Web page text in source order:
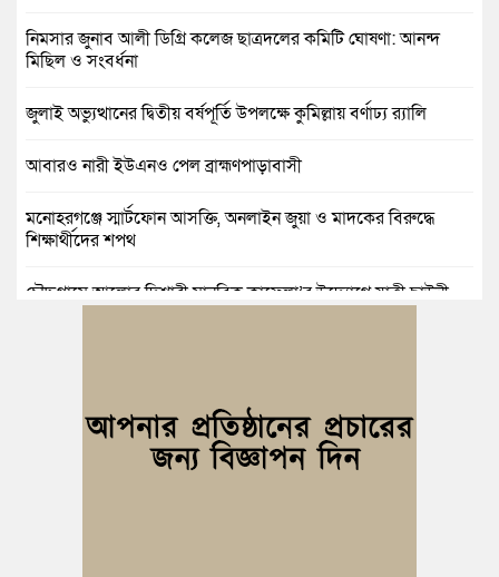
নিমসার জুনাব আলী ডিগ্রি কলেজ ছাত্রদলের কমিটি ঘোষণা: আনন্দ
মিছিল ও সংবর্ধনা
জুলাই অভ্যুত্থানের দ্বিতীয় বর্ষপূর্তি উপলক্ষে কুমিল্লায় বর্ণাঢ্য র‍্যালি
আবারও নারী ইউএনও পেল ব্রাহ্মণপাড়াবাসী
মনোহরগঞ্জে স্মার্টফোন আসক্তি, অনলাইন জুয়া ও মাদকের বিরুদ্ধে
শিক্ষার্থীদের শপথ
চৌদ্দগ্রামে আলোর দিশারী মানবিক কাফেলা’র উদ্যোগে যাত্রী ছাউনী
জলিল ও শাহ ইমরানের নেতৃত্বে বরুড়া উপজেলা স্বেচ্ছাসেবক দলের
আংশিক কমিটি ঘোষণা